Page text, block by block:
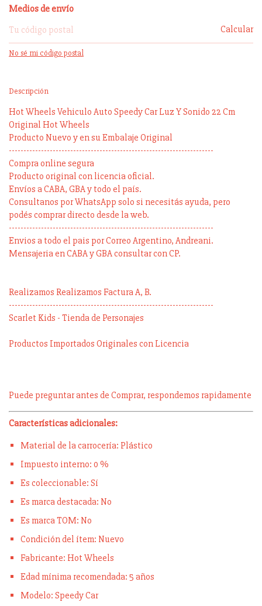
Entregas para el CP:
Medios de envío
Calcular
No sé mi código postal
Descripción
Hot Wheels Vehiculo Auto Speedy Car Luz Y Sonido 22 Cm
Original Hot Wheels
Producto Nuevo y en su Embalaje Original
----------------------------------------------------------------------
Compra online segura
Producto original con licencia oficial.
Envíos a CABA, GBA y todo el país.
Consultanos por WhatsApp solo si necesitás ayuda, pero
podés comprar directo desde la web.
----------------------------------------------------------------------
Envios a todo el pais por Correo Argentino, Andreani.
Mensajeria en CABA y GBA consultar con CP.
Realizamos Realizamos Factura A, B.
----------------------------------------------------------------------
Scarlet Kids - Tienda de Personajes
Productos Importados Originales con Licencia
Puede preguntar antes de Comprar, respondemos rapidamente
Características adicionales:
Material de la carrocería: Plástico
Impuesto interno: 0 %
Es coleccionable: Sí
Es marca destacada: No
Es marca TOM: No
Condición del ítem: Nuevo
Fabricante: Hot Wheels
Edad mínima recomendada: 5 años
Modelo: Speedy Car